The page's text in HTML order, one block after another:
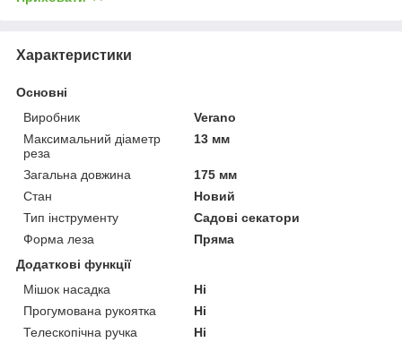
Характеристики
Основні
Виробник
Verano
Максимальний діаметр
реза
13 мм
Загальна довжина
175 мм
Стан
Новий
Тип інструменту
Садові секатори
Форма леза
Пряма
Додаткові функції
Мішок насадка
Ні
Прогумована рукоятка
Ні
Телескопічна ручка
Ні